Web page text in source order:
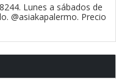
Lunes a sábados de
@asiakapalermo. Precio